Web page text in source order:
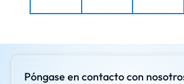
Póngase en contacto con